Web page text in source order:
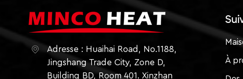
Adresse : Huaihai Road, No.1188,
Jingshang Trade City, Zone D,
Building BD, Room 401. Xinzhan
À